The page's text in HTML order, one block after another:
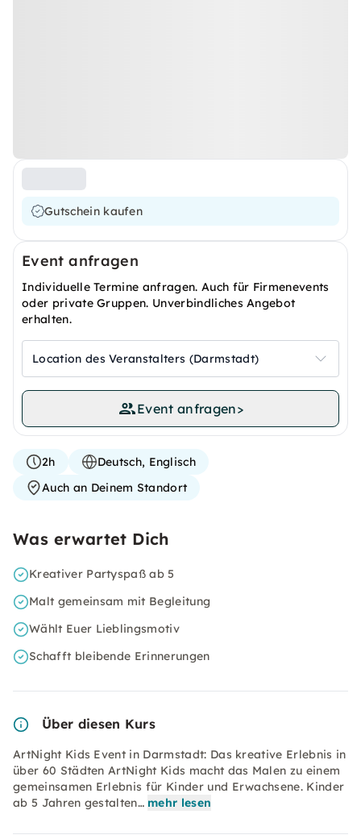
Gutschein kaufen
Event anfragen
Individuelle Termine anfragen. Auch für Firmenevents
oder private Gruppen. Unverbindliches Angebot
erhalten.
Location des Veranstalters (Darmstadt)
Event anfragen>
2h
Deutsch, Englisch
Auch an Deinem Standort
Was erwartet Dich
Kreativer Partyspaß ab 5
Malt gemeinsam mit Begleitung
Wählt Euer Lieblingsmotiv
Schafft bleibende Erinnerungen
Über diesen Kurs
ArtNight Kids Event in Darmstadt: Das kreative Erlebnis in
über 60 Städten ArtNight Kids macht das Malen zu einem
gemeinsamen Erlebnis für Kinder und Erwachsene. Kinder
ab 5 Jahren gestalten… mehr lesen